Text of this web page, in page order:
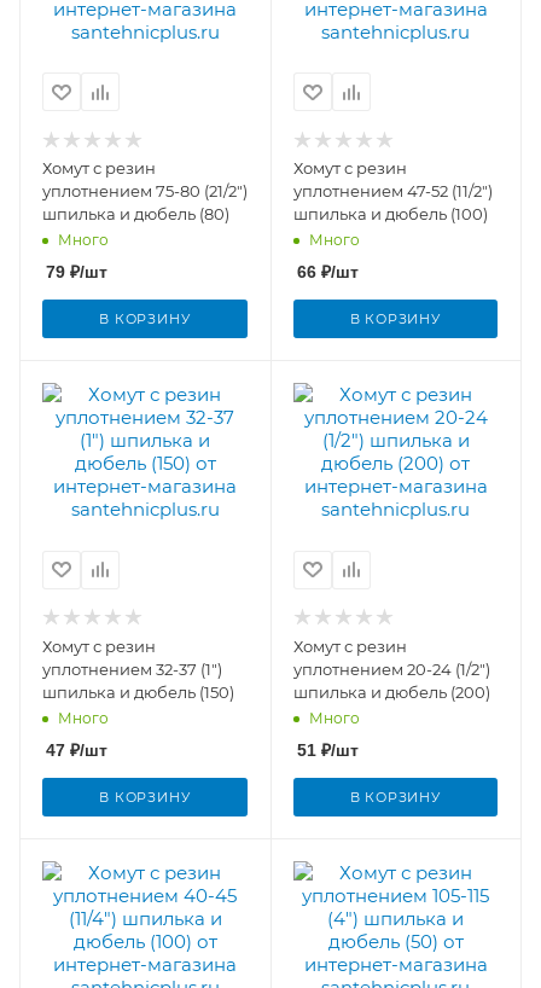
Хомут с резин
уплотнением 75-80 (21/2")
шпилька и дюбель (80)
Много
79 ₽/шт
В КОРЗИНУ
Хомут с резин
уплотнением 47-52 (11/2")
шпилька и дюбель (100)
Много
66₽/шт
В КОРЗИНУ
Хомут с резин
уплотнением 32-37 (1")
шпилька и дюбель (150)
Много
47 ₽/шт
В КОРЗИНУ
Хомут с резин
уплотнением 20-24 (1/2")
шпилька и дюбель (200)
Много
51₽/шт
В КОРЗИНУ